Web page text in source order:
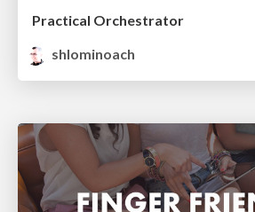
Practical Orchestrator
shlominoach